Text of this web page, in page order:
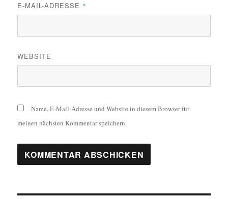
E-MAIL-ADRESSE *
WEBSITE
Name, E-Mail-Adresse und Website in diesem Browser für
meinen nächsten Kommentar speichern.